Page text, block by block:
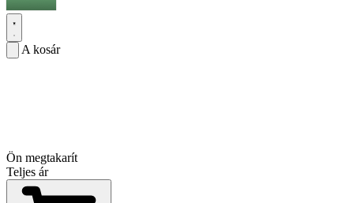
A kosár
Ön megtakarít
Teljes ár